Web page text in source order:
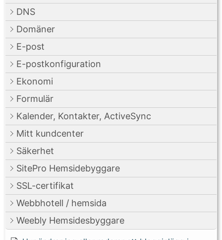
DNS
Domäner
E-post
E-postkonfiguration
Ekonomi
Formulär
Kalender, Kontakter, ActiveSync
Mitt kundcenter
Säkerhet
SitePro Hemsidebyggare
SSL-certifikat
Webbhotell / hemsida
Weebly Hemsidesbyggare